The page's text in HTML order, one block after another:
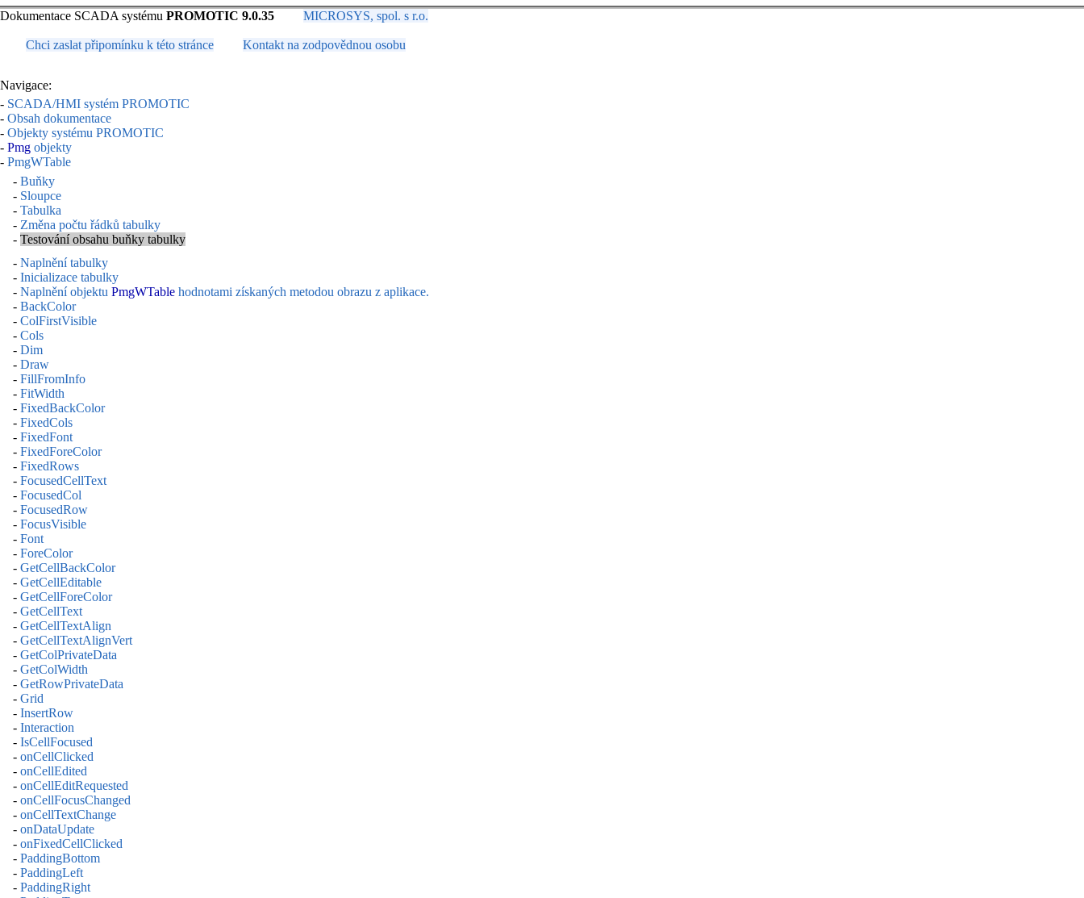
Dokumentace SCADA systému PROMOTIC 9.0.35 MICROSYS, spol. s r.o.
Chci zaslat připomínku k této stránce Kontakt na zodpovědnou osobu
Navigace:
- SCADA/HMI systém PROMOTIC
- Obsah dokumentace
- Objekty systému PROMOTIC
- Pmg objekty
- PmgWTable
- Buňky
- Sloupce
- Tabulka
- Změna počtu řádků tabulky
- Testování obsahu buňky tabulky
- Naplnění tabulky
- Inicializace tabulky
- Naplnění objektu PmgWTable hodnotami získaných metodou obrazu z aplikace.
- BackColor
- ColFirstVisible
- Cols
- Dim
- Draw
- FillFromInfo
- FitWidth
- FixedBackColor
- FixedCols
- FixedFont
- FixedForeColor
- FixedRows
- FocusedCellText
- FocusedCol
- FocusedRow
- FocusVisible
- Font
- ForeColor
- GetCellBackColor
- GetCellEditable
- GetCellForeColor
- GetCellText
- GetCellTextAlign
- GetCellTextAlignVert
- GetColPrivateData
- GetColWidth
- GetRowPrivateData
- Grid
- InsertRow
- Interaction
- IsCellFocused
- onCellClicked
- onCellEdited
- onCellEditRequested
- onCellFocusChanged
- onCellTextChange
- onDataUpdate
- onFixedCellClicked
- PaddingBottom
- PaddingLeft
- PaddingRight